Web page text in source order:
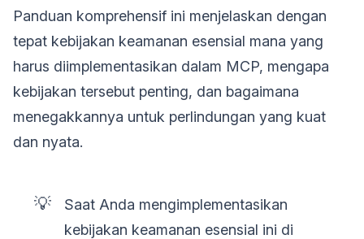
Panduan komprehensif ini menjelaskan dengan
tepat kebijakan keamanan esensial mana yang
harus diimplementasikan dalam MCP, mengapa
kebijakan tersebut penting, dan bagaimana
menegakkannya untuk perlindungan yang kuat
dan nyata.
💡
Saat Anda mengimplementasikan
kebijakan keamanan esensial ini di